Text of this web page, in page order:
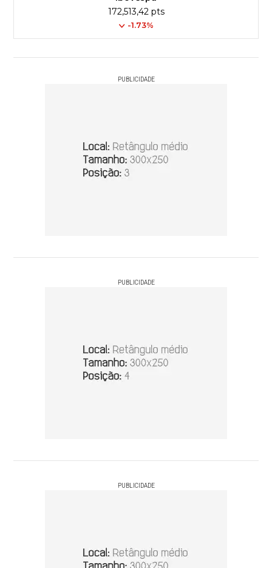
172,513,42 pts
-1.73%
PUBLICIDADE
PUBLICIDADE
PUBLICIDADE